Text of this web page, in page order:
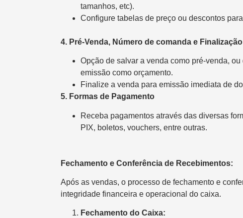
tamanhos, etc).
Configure tabelas de preço ou descontos
4. Pré-Venda, Número de comanda e
Opção de salvar a venda como pré-venda,
emissão como orçamento.
Finalize a venda para emissão imediata de
5. Formas de Pagamento
Receba pagamentos através das diversas
PIX, boletos, vouchers, entre outras.
Fechamento e Conferência de Recebimentos:
Após as vendas, o processo de fechamento e
integridade financeira e operacional do caixa.
Fechamento do Caixa: